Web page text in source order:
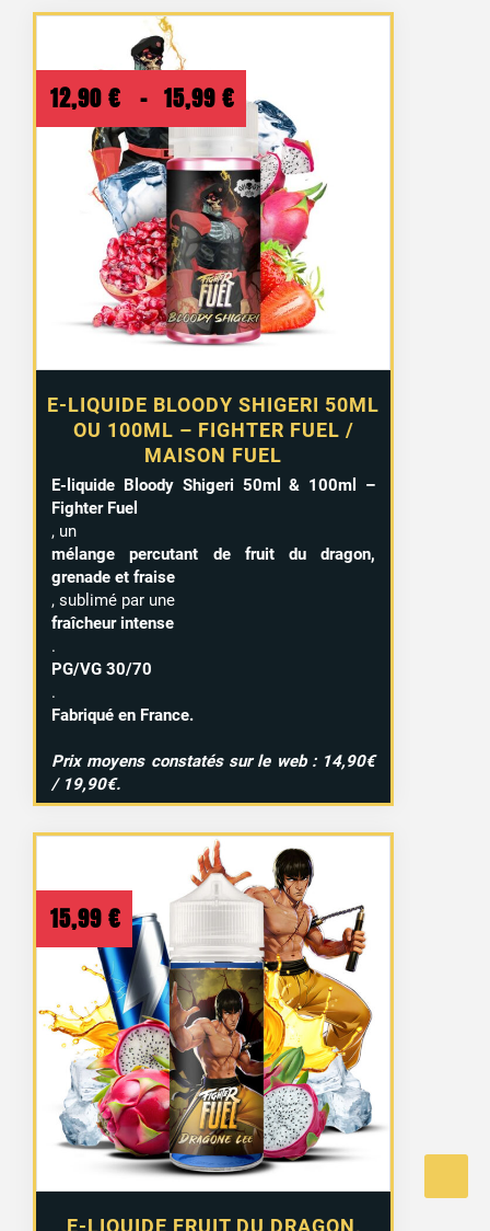
E-LIQUIDE BLOODY SHIGERI 50ML
OU 100ML – FIGHTER FUEL /
MAISON FUEL
12,90 € – 15,99 € Plage
de
prix :
12,90 €
à
15,99 €
E-liquide Bloody Shigeri 50ml & 100ml –
Fighter Fuel
, un
mélange percutant de fruit du dragon,
grenade et fraise
, sublimé par une
fraîcheur intense
.
PG/VG 30/70
.
Fabriqué en France.
Prix moyens constatés sur le web : 14,90€
/ 19,90€.
E-LIQUIDE FRUIT DU DRAGON,
15,99 €